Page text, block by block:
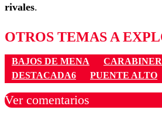
rivales.
OTROS TEMAS A
BAJOS DE MENA
DESTACADA6
PUENTE ALTO
Ver comentarios